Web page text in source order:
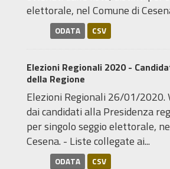
elettorale, nel Comune di
ODATA CSV
Elezioni Regionali 2020 -
della Regione
Elezioni Regionali 26/01/
dai candidati alla Presidenza
per singolo seggio elettorale,
Cesena. - Liste collegate ai...
ODATA CSV